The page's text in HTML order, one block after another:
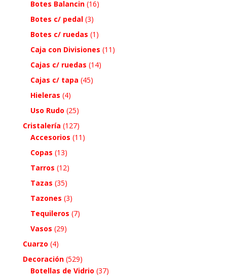
Botes Balancin (16)
Botes c/ pedal (3)
Botes c/ ruedas (1)
Caja con Divisiones (11)
Cajas c/ ruedas (14)
Cajas c/ tapa (45)
Hieleras (4)
Uso Rudo (25)
Cristalería (127)
Accesorios (11)
Copas (13)
Tarros (12)
Tazas (35)
Tazones (3)
Tequileros (7)
Vasos (29)
Cuarzo (4)
Decoración (529)
Botellas de Vidrio (37)